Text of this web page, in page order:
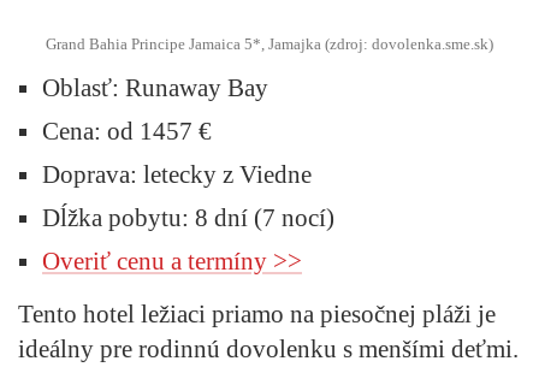
Grand Bahia Principe Jamaica 5*, Jamajka (zdroj: dovolenka.sme.sk)
Oblasť: Runaway Bay
Cena: od 1457 €
Doprava: letecky z Viedne
Dĺžka pobytu: 8 dní (7 nocí)
Overiť cenu a termíny >>
Tento hotel ležiaci priamo na piesočnej pláži je
ideálny pre rodinnú dovolenku s menšími deťmi.